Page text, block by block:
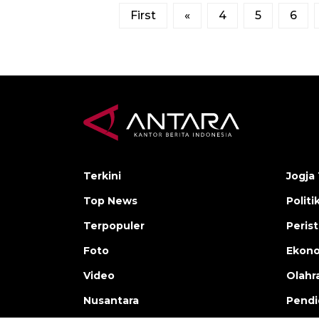
First « 4 5 6
Terkini
Top News
Terpopuler
Foto
Video
Nusantara
Jogja